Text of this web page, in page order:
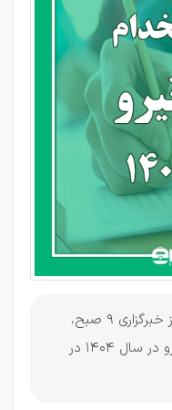
به گزارش ایران استخدام و به نقل از خبرگزاری 9 صبح،
فراخوان آزمون استخدامی وزارت نیرو در سال 1404 در